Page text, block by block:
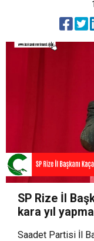
kadrolarına
İhracatta
9:09 Rize Belediyesi
Yerelde
anahtarı
SP Rize İl
kara yıl
Saadet Partisi İl